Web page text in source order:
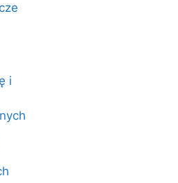
i